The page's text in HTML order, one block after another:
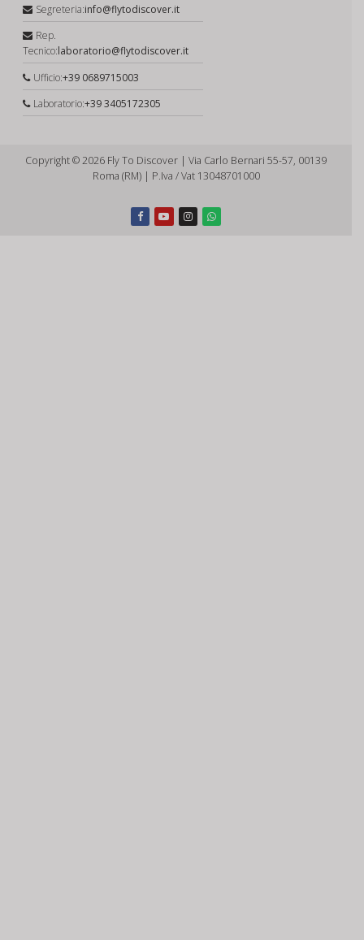
Segreteria:info@flytodiscover.it
Rep.
Tecnico:laboratorio@flytodiscover.it
Ufficio:+39 0689715003
Laboratorio:+39 3405172305
Copyright © 2026 Fly To Discover | Via Carlo Bernari 55-57, 00139
Roma (RM) | P.Iva / Vat 13048701000